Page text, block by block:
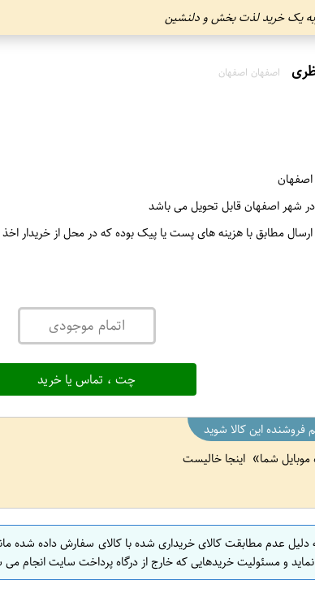
یک خرید لذت بخش و دلنشین
اصفهان اصفهان
اصفهان
شهر اصفهان قابل تحویل می باشد
ارسال مطابق با هزینه های پست یا پیک بوده که در محل از خریدار
اتمام موجودی
چت ، تماس یا خرید
فروشنده این کالا شوید
موبایل شما اینجا خالیست
عدم مطابقت کالای خریداری شده با کالای سفارش داده شده
و مسئولیت خریدهایی که خارج از درگاه پرداخت سایت انجام می